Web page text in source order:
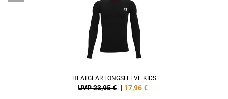
HEATGEAR LONGSLEEVE KIDS
UVP 23,95 € | 17,96€